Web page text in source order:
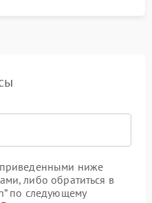
ниже
либо обратиться в
по следующему